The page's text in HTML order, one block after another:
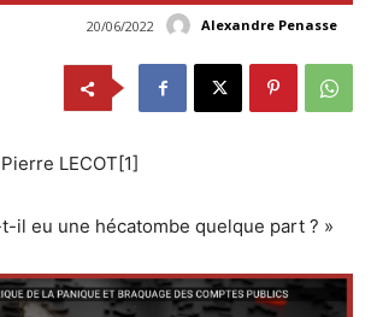
Alexandre Penasse
20/06/2022
LECOT[1]
t-il eu une hécatombe quelque part ? »